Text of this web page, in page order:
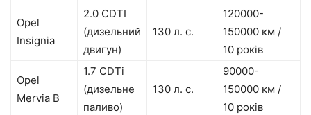
Opel
Insignia
2.0 CDTI
(дизельний
двигун)
130 л. с.
120000-
150000 км /
10 років
Opel
Mervia B
1.7 CDTi
(дизельне
паливо)
130 л. с.
90000-
150000 км /
10 років